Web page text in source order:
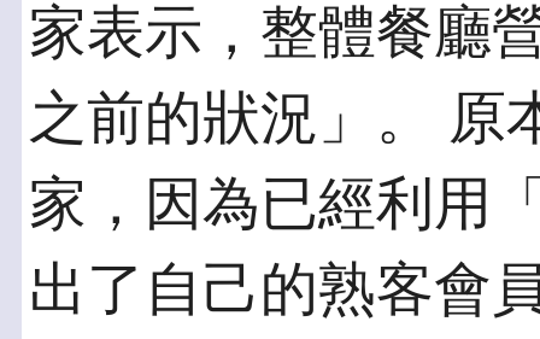
家表示，整體餐廳
之前的狀況」。 原
家，因為已經利用
出了自己的熟客會